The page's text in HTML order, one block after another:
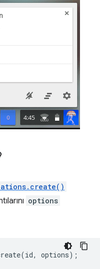
options
(id, options);